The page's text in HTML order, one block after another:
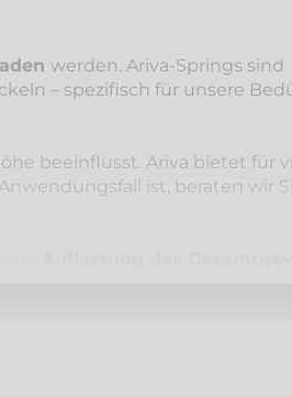
werden. Ariva-Springs sind
– spezifisch für unsere
beeinflusst. Ariva bietet für
ist, beraten wir